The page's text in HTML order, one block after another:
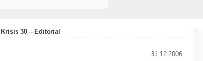
Krisis 30 – Editorial
31.12.2006